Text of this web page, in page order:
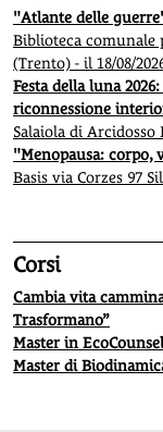
"Atlante delle
Biblioteca comunale
(Trento) - il 18/08/
Festa della luna
riconnessione
Salaiola di Arcidosso
"Menopausa: corpo,
Basis via Corzes 97
Corsi
Cambia vita
Trasformano”
Master in
Master di